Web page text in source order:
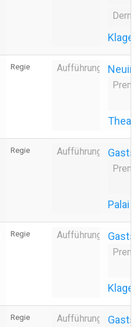
Regie Aufführung
Regie Aufführung
Palais
Regie Aufführung
Regie Aufführung